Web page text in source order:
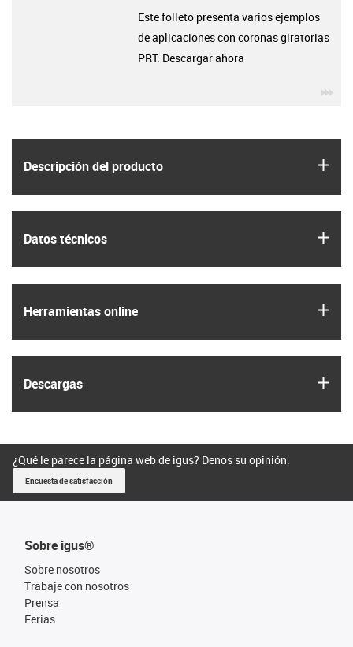
Descripción del producto
Datos técnicos
Herramientas online
Descargas
Este folleto presenta varios ejemplos
de aplicaciones con coronas giratorias
PRT. Descargar ahora
¿Qué le parece la página web de igus? Denos su opinión.
Encuesta de satisfacción
Sobre igus®
Sobre nosotros
Trabaje con nosotros
Prensa
Ferias